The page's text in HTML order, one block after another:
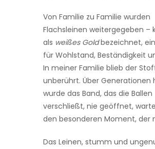
Von Familie zu Familie wurden
Flachsleinen weitergegeben –
als weißes Goldbezeichnet,
für Wohlstand, Beständigkeit
In meiner Familie blieb der
unberührt. Über Generationen
wurde das Band, das die Ballen
verschließt, nie geöffnet,
den besonderen Moment, der
Das Leinen, stumm und